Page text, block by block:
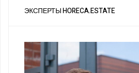
ЭКСПЕРТЫ HORECA.ESTATE